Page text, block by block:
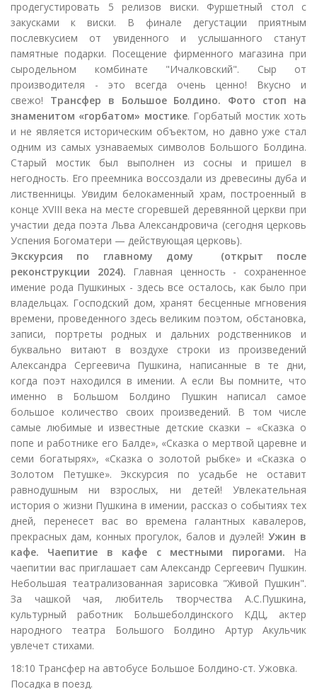
продегустировать 5 релизов виски. Фуршетный стол с
закусками к виски. В финале дегустации приятным
послевкусием от увиденного и услышанного станут
памятные подарки. Посещение фирменного магазина при
сыродельном комбинате "Ичалковский". Сыр от
производителя - это всегда очень ценно! Вкусно и
свежо! Трансфер в Большое Болдино. Фото стоп на
знаменитом «горбатом» мостике. Горбатый мостик хоть
и не является историческим объектом, но давно уже стал
одним из самых узнаваемых символов Большого Болдина.
Старый мостик был выполнен из сосны и пришел в
негодность. Его преемника воссоздали из древесины дуба и
лиственницы. Увидим белокаменный храм, построенный в
конце XVIII века на месте сгоревшей деревянной церкви при
участии деда поэта Льва Александровича (сегодня церковь
Успения Богоматери — действующая церковь).
Экскурсия по главному дому (открыт после
реконструкции 2024). Главная ценность - сохраненное
имение рода Пушкиных - здесь все осталось, как было при
владельцах. Господский дом, хранят бесценные мгновения
времени, проведенного здесь великим поэтом, обстановка,
записи, портреты родных и дальних родственников и
буквально витают в воздухе строки из произведений
Александра Сергеевича Пушкина, написанные в те дни,
когда поэт находился в имении. А если Вы помните, что
именно в Большом Болдино Пушкин написал самое
большое количество своих произведений. В том числе
самые любимые и известные детские сказки – «Сказка о
попе и работнике его Балде», «Сказка о мертвой царевне и
семи богатырях», «Сказка о золотой рыбке» и «Сказка о
Золотом Петушке». Экскурсия по усадьбе не оставит
равнодушным ни взрослых, ни детей! Увлекательная
история о жизни Пушкина в имении, рассказ о событиях тех
дней, перенесет вас во времена галантных кавалеров,
прекрасных дам, конных прогулок, балов и дуэлей!Ужин в
кафе. Чаепитие в кафе с местными пирогами. На
чаепитии вас приглашает сам Александр Сергеевич Пушкин.
Небольшая театрализованная зарисовка "Живой Пушкин".
За чашкой чая, любитель творчества А.С.Пушкина,
культурный работник Большеболдинского КДЦ, актер
народного театра Большого Болдино Артур Акульчик
увлечет стихами.
18:10 Трансфер на автобусе Большое Болдино-ст. Ужовка.
Посадка в поезд.